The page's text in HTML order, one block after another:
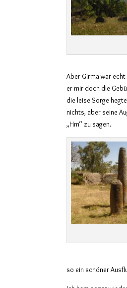
Aber Girma war
er mir doch die
die leise Sorge
nichts, aber seine
„Hm“ zu sagen.
so ein schöner